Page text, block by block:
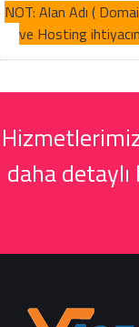
NOT: Alan Adı (
ve Hosting
daha